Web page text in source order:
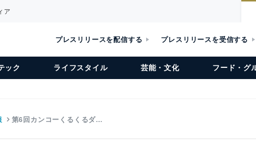
ア
プレスリリースを配信する プレスリリースを受信する
ック ライフスタイル 芸能・文化 フード・グ
第6回カンコーくるくるダ…